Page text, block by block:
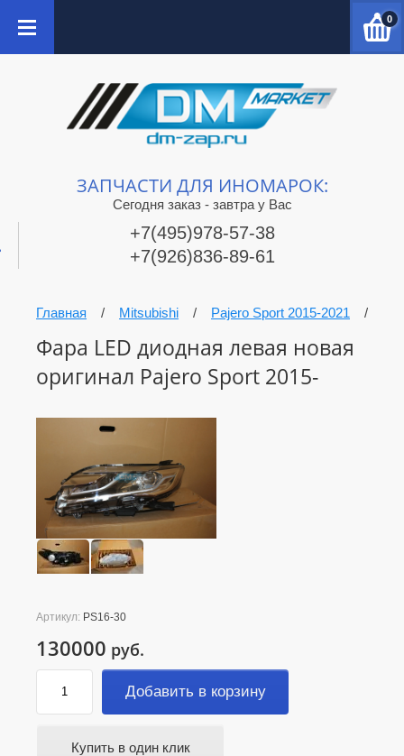
0
ЗАПЧАСТИ ДЛЯ ИНОМАРОК:
Сегодня заказ - завтра у Вас
+7(495)978-57-38
+7(926)836-89-61
Главная / Mitsubishi / Pajero Sport 2015-2021 /
Фара LED диодная левая новая
оригинал Pajero Sport 2015-
Артикул: PS16-30
130000 руб.
Добавить в корзину
Купить в один клик